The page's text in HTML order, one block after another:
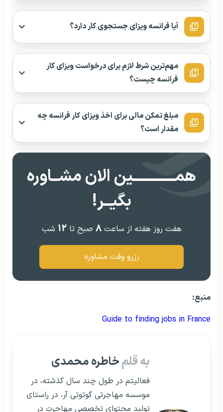
آیا فرانسه ویزای جستجوی کار دارد؟
مهم‌ترین شرط لازم برای درخواست ویزای کار
فرانسه چیست؟
مبلغ تمکن مالی برای اخذ ویزای کار فرانسه چه
مقدار است؟
همــــــــــــین الان مشــاوره
بگیــر!
هفت روز هفته از ساعت۸ صبح تا۱۲ شب
رزرو وقت مشاوره
منبع:
Guide to finding jobs in France
به قلمخاطره محمدی
فعالیتم در طول چند سال گذشته، در
موسسه مهاجرتی گوتوتی آر، در راستای
تولید محتوای تخصصی مهاجرت در